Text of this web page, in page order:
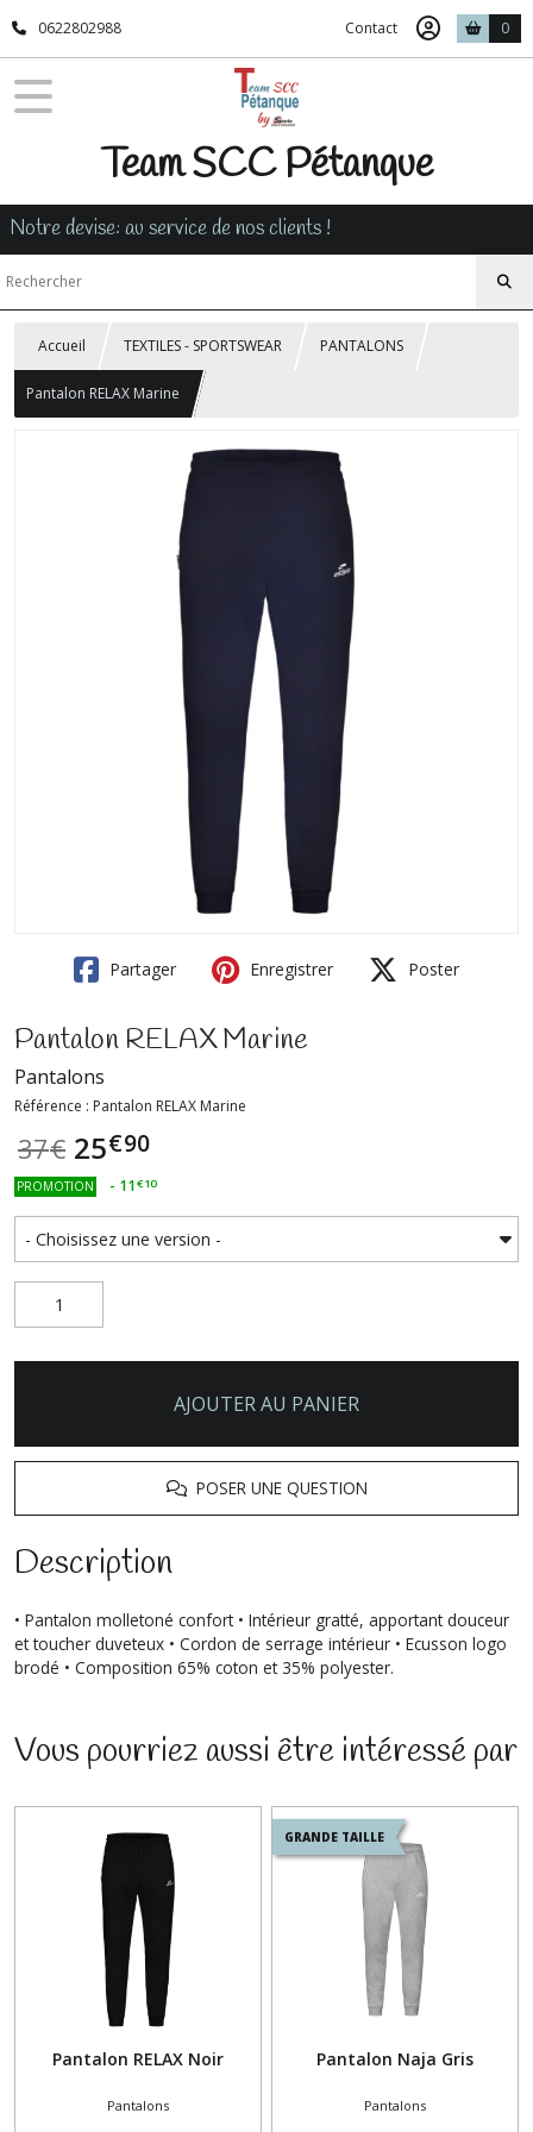
0622802988 Contact 0
Team SCC Pétanque
Notre devise: au service de nos clients !
Accueil TEXTILES - SPORTSWEAR PANTALONS
Pantalon RELAX Marine
Partager Enregistrer Poster
Pantalon RELAX Marine
Pantalons
Référence : Pantalon RELAX Marine
37€ 25€90
PROMOTION - 11€10
AJOUTER AU PANIER
POSER UNE QUESTION
Description
• Pantalon molletoné confort • Intérieur gratté, apportant douceur
et toucher duveteux • Cordon de serrage intérieur • Ecusson logo
brodé • Composition 65% coton et 35% polyester.
Vous pourriez aussi être intéressé par
Pantalon RELAX Noir
Pantalons
GRANDE TAILLE
Pantalon Naja Gris
Pantalons